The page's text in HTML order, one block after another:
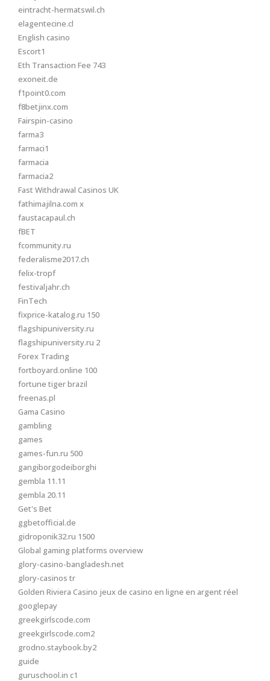
eintracht-hermatswil.ch
elagentecine.cl
English casino
Escort1
Eth Transaction Fee 743
exoneit.de
f1point0.com
f8betjinx.com
Fairspin-casino
farma3
farmaci1
farmacia
farmacia2
Fast Withdrawal Casinos UK
fathimajilna.com x
faustacapaul.ch
fBET
fcommunity.ru
federalisme2017.ch
felix-tropf
festivaljahr.ch
FinTech
fixprice-katalog.ru 150
flagshipuniversity.ru
flagshipuniversity.ru 2
Forex Trading
fortboyard.online 100
fortune tiger brazil
freenas.pl
Gama Casino
gambling
games
games-fun.ru 500
gangiborgodeiborghi
gembla 11.11
gembla 20.11
Get's Bet
ggbetofficial.de
gidroponik32.ru 1500
Global gaming platforms overview
glory-casino-bangladesh.net
glory-casinos tr
Golden Riviera Casino jeux de casino en ligne en argent réel
googlepay
greekgirlscode.com
greekgirlscode.com2
grodno.staybook.by2
guide
guruschool.in c1